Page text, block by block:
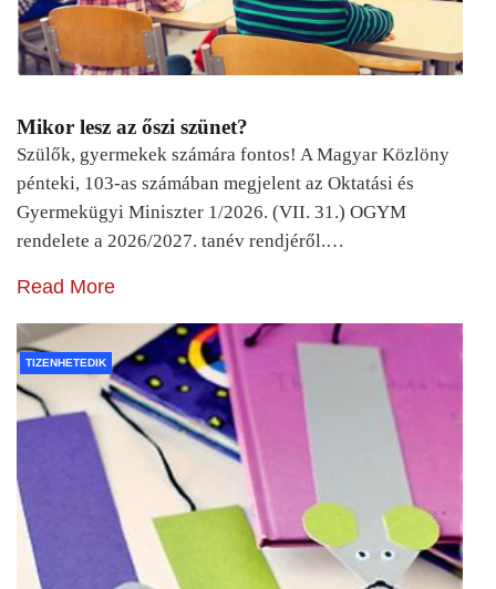
Mikor lesz az őszi szünet?
Szülők, gyermekek számára fontos! A Magyar Közlöny
pénteki, 103-as számában megjelent az Oktatási és
Gyermekügyi Miniszter 1/2026. (VII. 31.) OGYM
rendelete a 2026/2027. tanév rendjéről.…
Read More
TIZENHETEDIK